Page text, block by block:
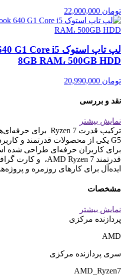
تومان
8GB RAM، 500GB HDD
تومان
نقد و بررسی
نمایش بیشتر
برای کاربران حرفه‌ای طراحی شده
ایده‌آل برای کارهای روزمره و
مشخصات
نمایش بیشتر
پردازنده مرکزی
AMD
سری پردازنده مرکزی
AMD_Ryzen7